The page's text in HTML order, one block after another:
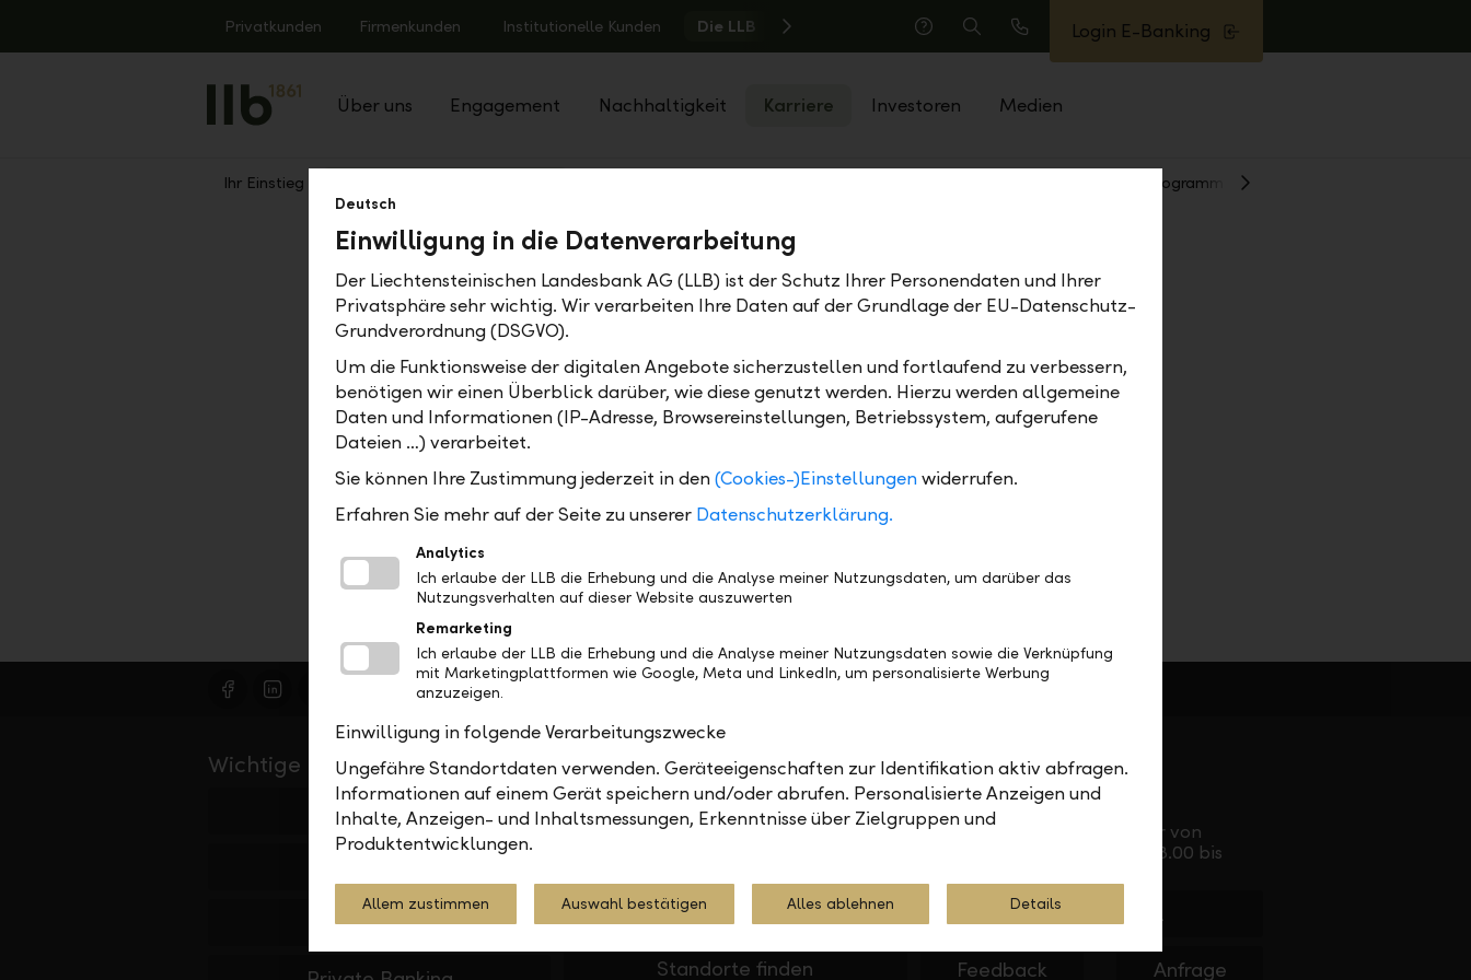
Privatkunden Firmenkunden Institutionelle Kunden Die LLB
Hilfe
Suche
Anrufen
Login E-Banking
Über uns Engagement Nachhaltigkeit Karriere Investoren Medien
Weiter
Ihr Einstieg Werkstudentenprogramm
Einblick in das Trainee Programm General
Management
mit Louis und Cedric
Gerne für Sie da
Service Direkt
Telefonisch erreichbar von
Montag bis Freitag, 08.00 bis
+423 236 88 11
Feedback Anfrage
In Ihrer Nähe
Standorte finden
Wichtige Links
Private
Institutionelle
Deutsch
Einwilligung in die Datenverarbeitung
Der Liechtensteinischen Landesbank AG (LLB) ist der Schutz Ihrer Personendaten und Ihrer
Privatsphäre sehr wichtig. Wir verarbeiten Ihre Daten auf der Grundlage der EU-Datenschutz-
Grundverordnung (DSGVO).
Um die Funktionsweise der digitalen Angebote sicherzustellen und fortlaufend zu verbessern,
benötigen wir einen Überblick darüber, wie diese genutzt werden. Hierzu werden allgemeine
Daten und Informationen (IP-Adresse, Browsereinstellungen, Betriebssystem, aufgerufene
Dateien …) verarbeitet.
Sie können Ihre Zustimmung jederzeit in den(Cookies-)Einstellungenwiderrufen.
Erfahren Sie mehr auf der Seite zu unserer Datenschutzerklärung.
Analytics
Ich erlaube der LLB die Erhebung und die Analyse meiner Nutzungsdaten, um darüber das
Nutzungsverhalten auf dieser Website auszuwerten
Remarketing
Ich erlaube der LLB die Erhebung und die Analyse meiner Nutzungsdaten sowie die Verknüpfung
mit Marketingplattformen wie Google, Meta und LinkedIn, um personalisierte Werbung
anzuzeigen.
Einwilligung in folgende Verarbeitungszwecke
Ungefähre Standortdaten verwenden. Geräteeigenschaften zur Identifikation aktiv abfragen.
Informationen auf einem Gerät speichern und/oder abrufen. Personalisierte Anzeigen und
Inhalte, Anzeigen- und Inhaltsmessungen, Erkenntnisse über Zielgruppen und
Produktentwicklungen.
Allem zustimmen Auswahl bestätigen Alles ablehnen Details